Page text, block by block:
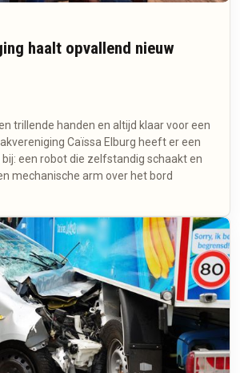
haalt opvallend nieuw
trillende handen en altijd klaar voor een
Caïssa Elburg heeft er een
een robot die zelfstandig schaakt en
mechanische arm over het bord